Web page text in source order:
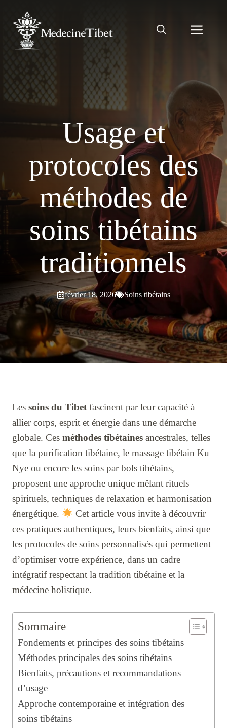
contenu
Usage et
protocoles des
méthodes de
soins tibétains
traditionnels
février 18, 2026 Soins tibétains
Les soins du Tibetfascinent par leur capacité à
allier corps, esprit et énergie dans une démarche
globale. Ces méthodes tibétaines ancestrales, telles
que la purification tibétaine, le massage tibétain Ku
Nye ou encore les soins par bols tibétains,
proposent une approche unique mêlant rituels
spirituels, techniques de relaxation et harmonisation
énergétique.
Cet article vous invite à découvrir
ces pratiques authentiques, leurs bienfaits, ainsi que
les protocoles de soins personnalisés qui permettent
d’optimiser votre expérience, dans un cadre
intégratif respectant la tradition tibétaine et la
médecine holistique.
Sommaire
Fondements et principes des soins tibétains
Méthodes principales des soins tibétains
Bienfaits, précautions et recommandations
d’usage
Approche contemporaine et intégration des
soins tibétains